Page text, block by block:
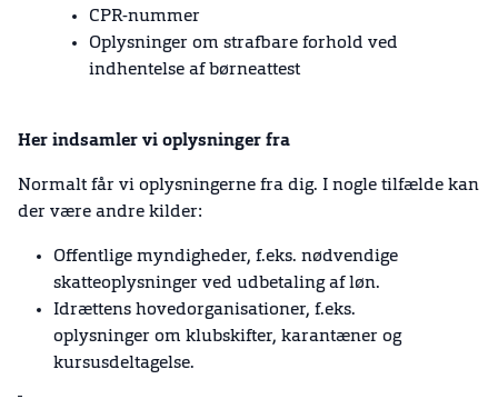
CPR-nummer
Oplysninger om strafbare forhold ved
indhentelse af børneattest
Her indsamler vi oplysninger fra
Normalt får vi oplysningerne fra dig. I nogle tilfælde kan
der være andre kilder:
Offentlige myndigheder, f.eks. nødvendige
skatteoplysninger ved udbetaling af løn.
Idrættens hovedorganisationer, f.eks.
oplysninger om klubskifter, karantæner og
kursusdeltagelse.